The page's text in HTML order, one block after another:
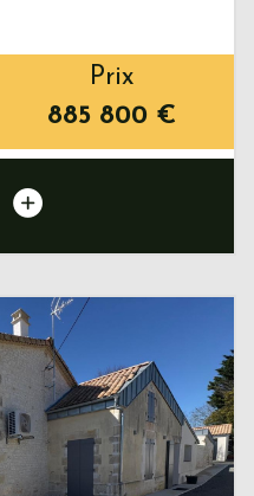
Prix
885 800 €